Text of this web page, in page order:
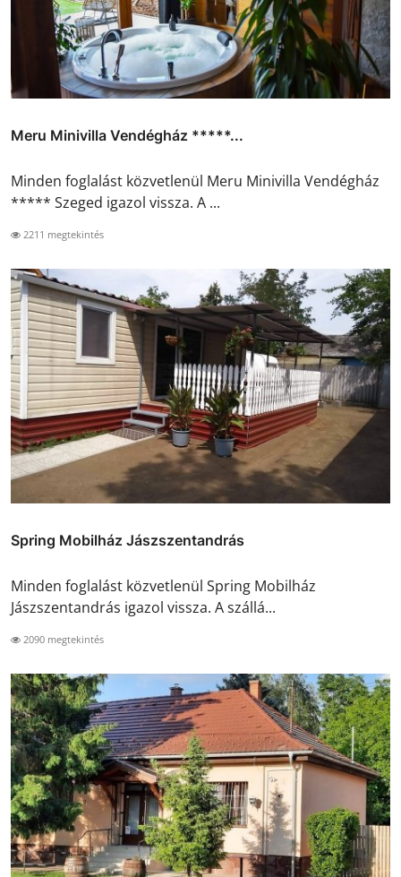
Meru Minivilla Vendégház *****...
Minden foglalást közvetlenül Meru Minivilla Vendégház
***** Szeged igazol vissza. A ...
2211 megtekintés
Spring Mobilház Jászszentandrás
Minden foglalást közvetlenül Spring Mobilház
Jászszentandrás igazol vissza. A szállá...
2090 megtekintés